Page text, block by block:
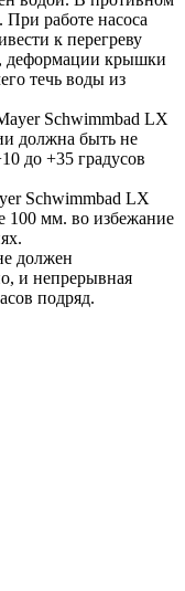
При работе насоса
к перегреву
деформации крышки
течь воды из
Schwimmbad LX
должна быть не
до +35 градусов
Schwimmbad LX
100 мм. во избежание
должен
и непрерывная
подряд.